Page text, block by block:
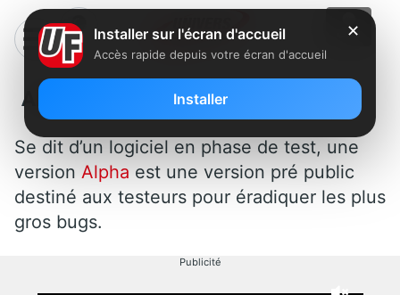
Alpha
Se dit d’un logiciel en phase de test, une
version Alpha est une version pré public
destiné aux testeurs pour éradiquer les plus
gros bugs.
Publicité
✕
Installer sur l'écran d'accueil
Accès rapide depuis votre écran d'accueil
Installer